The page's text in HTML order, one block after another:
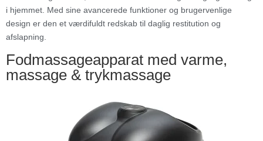
i hjemmet. Med sine avancerede funktioner og brugervenlige
design er den et værdifuldt redskab til daglig restitution og
afslapning.
Fodmassageapparat med varme,
massage & trykmassage